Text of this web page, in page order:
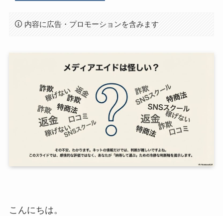
内容に広告・プロモーションを含みます
こんにちは。